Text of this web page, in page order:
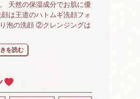
天然の保湿成分でお肌に優
は王道のハトムギ洗顔フォ
泡の洗顔 ②クレンジングは
トムギシリーズのご案内” の
を読む